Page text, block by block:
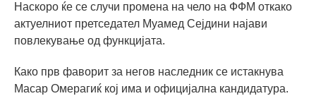
Наскоро ќе се случи промена на чело на ФФМ откако
актуелниот претседател Муамед Сејдини најави
повлекување од функцијата.
Како прв фаворит за негов наследник се истакнува
Масар Омерагиќ кој има и официјална кандидатура.